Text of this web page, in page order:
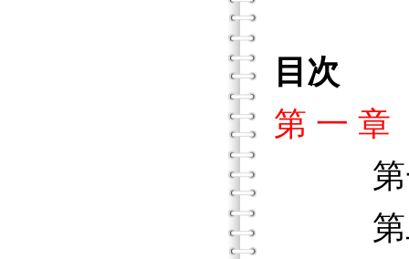
目次
第 一 章
第一
第二